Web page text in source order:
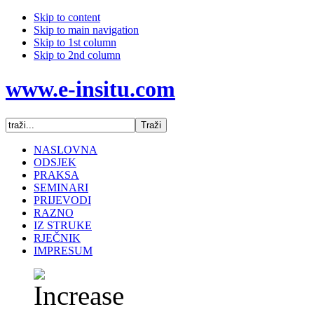
Skip to content
Skip to main navigation
Skip to 1st column
Skip to 2nd column
www.e-insitu.com
NASLOVNA
ODSJEK
PRAKSA
SEMINARI
PRIJEVODI
RAZNO
IZ STRUKE
RJEČNIK
IMPRESUM